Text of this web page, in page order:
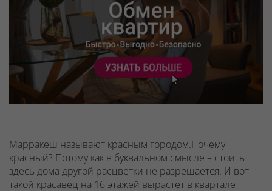
Марракеш называют красным городом.Почему
красный? Потому как в буквальном смысле – стоить
здесь дома другой расцветки не разрешается. И вот
такой красавец на 16 этажей вырастет в квартале